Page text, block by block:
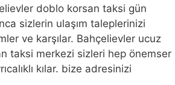
doblo korsan taksi gün
sizlerin ulaşım taleplerinizi
ve karşılar. Bahçelievler ucuz
taksi merkezi sizleri hep önemser
kılar. bize adresinizi